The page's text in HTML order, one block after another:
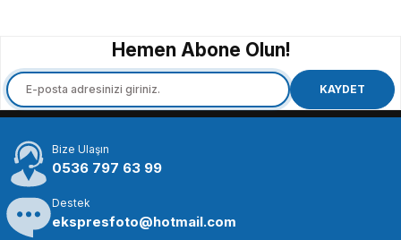
Insta360 Ace Series Flip Screen Hood
2.399,00 TL
SEPETE EKLE
Hemen Abone Olun!
KAYDET
Bize Ulaşın
0536 797 63 99
Destek
ekspresfoto@hotmail.com